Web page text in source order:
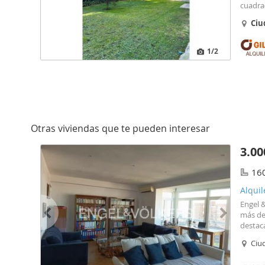
1/2
Otras viviendas que te pueden interesar
Engel
más